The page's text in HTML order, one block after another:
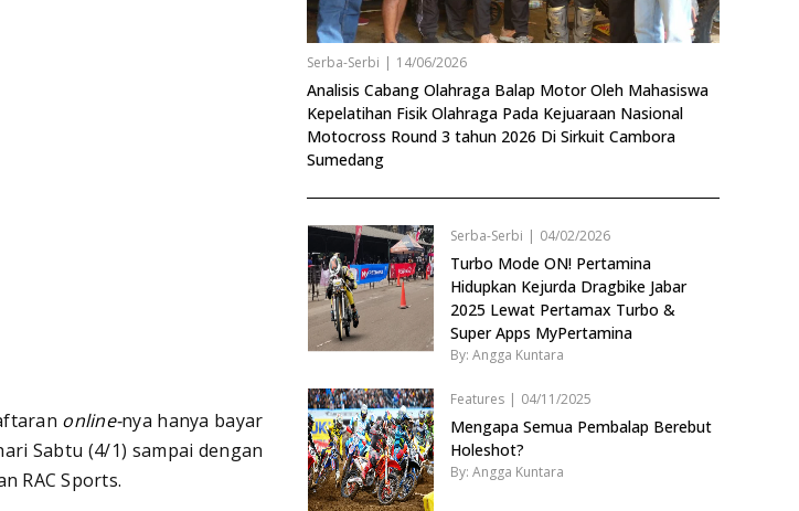
online-nya hanya bayar
Sabtu (4/1) sampai dengan
RAC Sports.
Serba-Serbi | 14/06/2026
Analisis Cabang Olahraga Balap Motor Oleh Mahasiswa
Kepelatihan Fisik Olahraga Pada Kejuaraan Nasional
Motocross Round 3 tahun 2026 Di Sirkuit Cambora
Sumedang
Serba-Serbi | 04/02/2026
Turbo Mode ON! Pertamina
Hidupkan Kejurda Dragbike Jabar
2025 Lewat Pertamax Turbo &
Super Apps MyPertamina
By: Angga Kuntara
Features | 04/11/2025
Mengapa Semua Pembalap Berebut
Holeshot?
By: Angga Kuntara